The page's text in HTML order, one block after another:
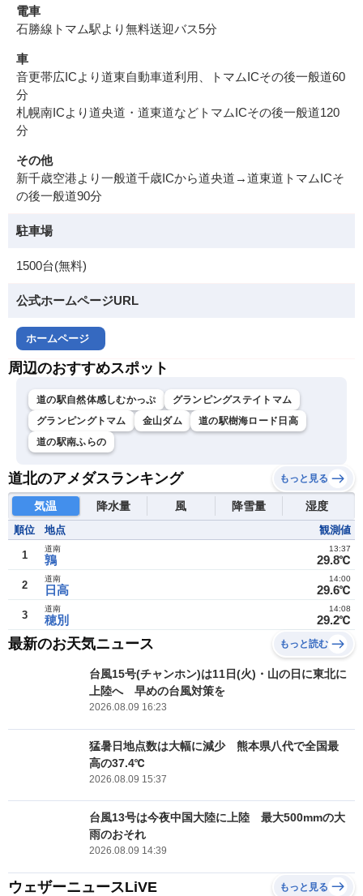
電車
石勝線トマム駅より無料送迎バス5分
車
音更帯広ICより道東自動車道利用、トマムICその後一般道60
分
札幌南ICより道央道・道東道などトマムICその後一般道120
分
その他
新千歳空港より一般道千歳ICから道央道→道東道トマムICそ
の後一般道90分
駐車場
1500台(無料)
公式ホームページURL
ホームページ
周辺のおすすめスポット
道の駅自然体感しむかっぷ
グランピングステイトマム
グランピングトマム
金山ダム
道の駅樹海ロード日高
道の駅南ふらの
道北のアメダスランキング もっと見る
気温 降水量 風 降雪量 湿度
順位 地点 観測値
1 鶉
道南
29.8℃
13:37
2 日高
道南
29.6℃
14:00
3 穂別
道南
29.2℃
14:08
最新のお天気ニュース もっと読む
台風15号(チャンホン)は11日(火)・山の日に東北に
上陸へ 早めの台風対策を
2026.08.09 16:23
猛暑日地点数は大幅に減少 熊本県八代で全国最
高の37.4℃
2026.08.09 15:37
台風13号は今夜中国大陸に上陸 最大500mmの大
雨のおそれ
2026.08.09 14:39
ウェザーニュースLiVE もっと見る